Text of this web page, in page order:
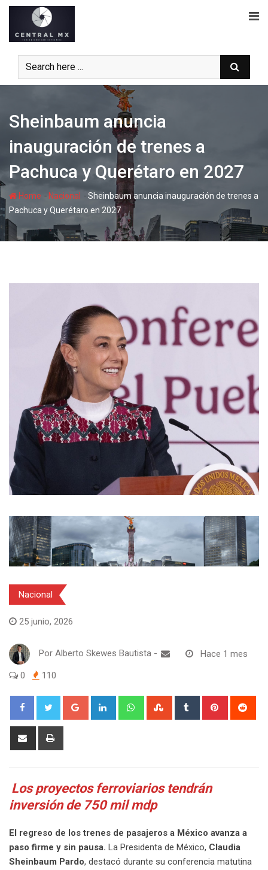
Skip
content
Sheinbaum anuncia
inauguración de trenes a
Pachuca y Querétaro en 2027
Home - Nacional -Sheinbaum anuncia inauguración de trenes a
Pachuca y Querétaro en 2027
Nacional
25 junio, 2026
Por Alberto Skewes Bautista - Hace 1 mes
0 110
Google+ LinkedIn WhatsappStumbleUpon
Tumblr Pinterest
Share
Los proyectos ferroviarios tendrán
inversión de 750 mil mdp
El regreso de los trenes de pasajeros a México avanza a
paso firme y sin pausa. La Presidenta de México, Claudia
Sheinbaum Pardo, destacó durante su conferencia matutina